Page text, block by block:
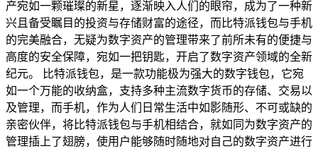
产宛如一颗璀璨的新星，逐渐映入人们的眼帘，成为了一种新
兴且备受瞩目的投资与存储财富的途径，而比特派钱包与手机
的完美融合，无疑为数字资产的管理带来了前所未有的便捷与
高度的安全保障，宛如一把钥匙，开启了数字资产领域的全新
纪元。 比特派钱包，是一款功能极为强大的数字钱包，它宛
如一个万能的收纳盒，支持多种主流数字货币的存储、交易以
及管理，而手机，作为人们日常生活中如影随形、不可或缺的
亲密伙伴，将比特派钱包与手机相结合，就如同为数字资产的
管理插上了翅膀，使用户能够随时随地对自己的数字资产进行